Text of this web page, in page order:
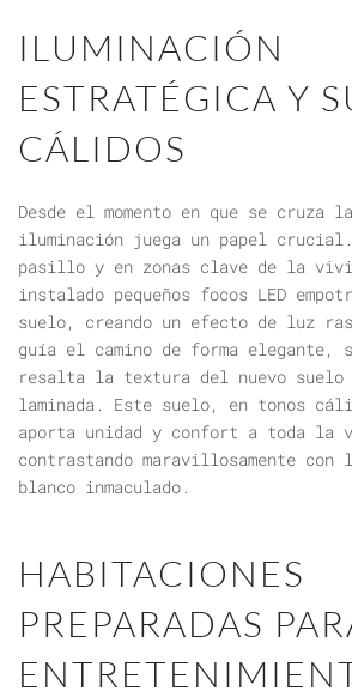
ILUMINACIÓN
ESTRATÉGICA Y
CÁLIDOS
Desde el momento en que se cruza
iluminación juega un papel
pasillo y en zonas clave de la
instalado pequeños focos LED
suelo, creando un efecto de luz
guía el camino de forma elegante,
resalta la textura del nuevo suelo
laminada. Este suelo, en tonos
aporta unidad y confort a toda la
contrastando maravillosamente con
blanco inmaculado.
HABITACIONES
PREPARADAS